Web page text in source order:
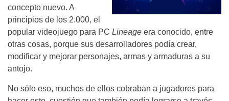
concepto nuevo. A
principios de los 2.000, el
popular videojuego para PC Lineage era conocido, entre
otras cosas, porque sus desarrolladores podía crear,
modificar y mejorar personajes, armas y armaduras a su
antojo.
No sólo eso, muchos de ellos cobraban a jugadores para